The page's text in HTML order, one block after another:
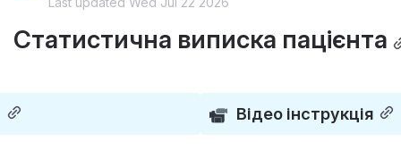
Статистична виписка пацієнта
Відео інструкція